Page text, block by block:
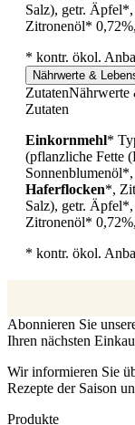
Salz), getr.
Zitronenöl*
* kontr. ökol.
Nährwerte &
ZutatenNährwerte
Zutaten
Einkornmehl*
(pflanzliche Fette
Haferflocken*,
Salz), getr.
Zitronenöl*
* kontr. ökol.
Abonnieren Sie
Ihren nächsten
Wir informieren Sie
Rezepte der Saison
Produkte